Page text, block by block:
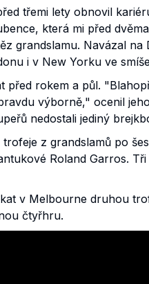
třemi lety obnovil
která mi před
grandslamu. Navázal
i v New Yorku ve
před rokem a půl.
výborně," ocenil
nedostali jediný
z grandslamů po
Roland Garros.
v Melbourne druhou
čtyřhru.